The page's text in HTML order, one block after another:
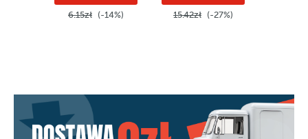
6.15zł (-14%) 15.42zł (-27%)